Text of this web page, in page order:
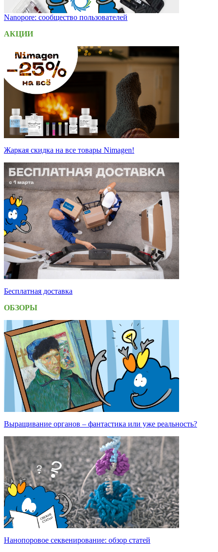
Nanopore: сообщество пользователей
АКЦИИ
Жаркая скидка на все товары Nimagen!
Бесплатная доставка
ОБЗОРЫ
Выращивание органов – фантастика или уже реальность?
Нанопоровое секвенирование: обзор статей